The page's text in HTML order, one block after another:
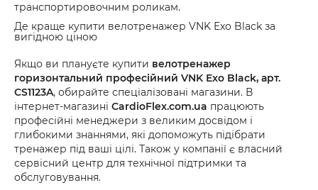
транспортировочним роликам.
Де краще купити велотренажер VNK Exo Black за
вигідною ціною
Якщо ви плануєте купити велотренажер
горизонтальний професійний VNK Exo Black, арт.
CS1123A, обирайте спеціалізовані магазини. В
інтернет-магазині CardioFlex.com.ua працюють
професійні менеджери з великим досвідом і
глибокими знаннями, які допоможуть підібрати
тренажер під ваші цілі. Також у компанії є власний
сервісний центр для технічної підтримки та
обслуговування.